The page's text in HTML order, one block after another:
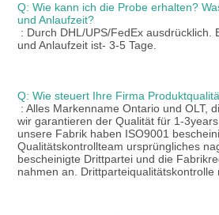
Q: Wie kann ich die Probe erhalten?
und Anlaufzeit?
: Durch DHL/UPS/FedEx ausdrücklich.
und Anlaufzeit ist- 3-5 Tage.
Q: Wie steuert Ihre Firma
: Alles Markenname Ontario und OLT,
wir garantieren der Qualität für 1-
unsere Fabrik haben ISO9001
Qualitätskontrollteam ursprüngliches
bescheinigte Drittpartei und die
nahmen an. Drittparteiqualitätskontrolle